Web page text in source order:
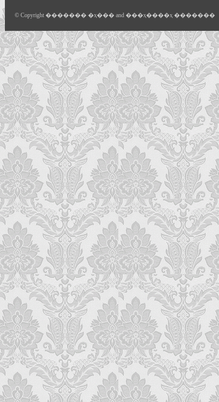
© Copyright ������� �ҳ��� and ���ҳ����ҳ �������